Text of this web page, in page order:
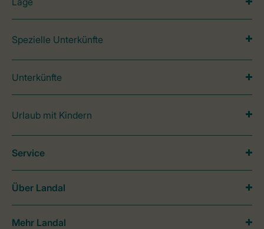
Spezielle Unterkünfte
Unterkünfte
Urlaub mit Kindern
Service
Über Landal
Mehr Landal